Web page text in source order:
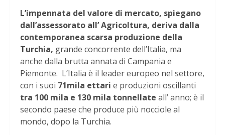
L’impennata del valore di mercato, spiegano
dall’assessorato all’ Agricoltura, deriva dalla
contemporanea scarsa produzione della
Turchia, grande concorrente dell’Italia, ma
anche dalla brutta annata di Campania e
Piemonte. L’Italia è il leader europeo nel settore,
con i suoi 71mila ettari e produzioni oscillanti
tra 100 mila e 130 mila tonnellate all’ anno; è il
secondo paese che produce più nocciole al
mondo, dopo la Turchia.